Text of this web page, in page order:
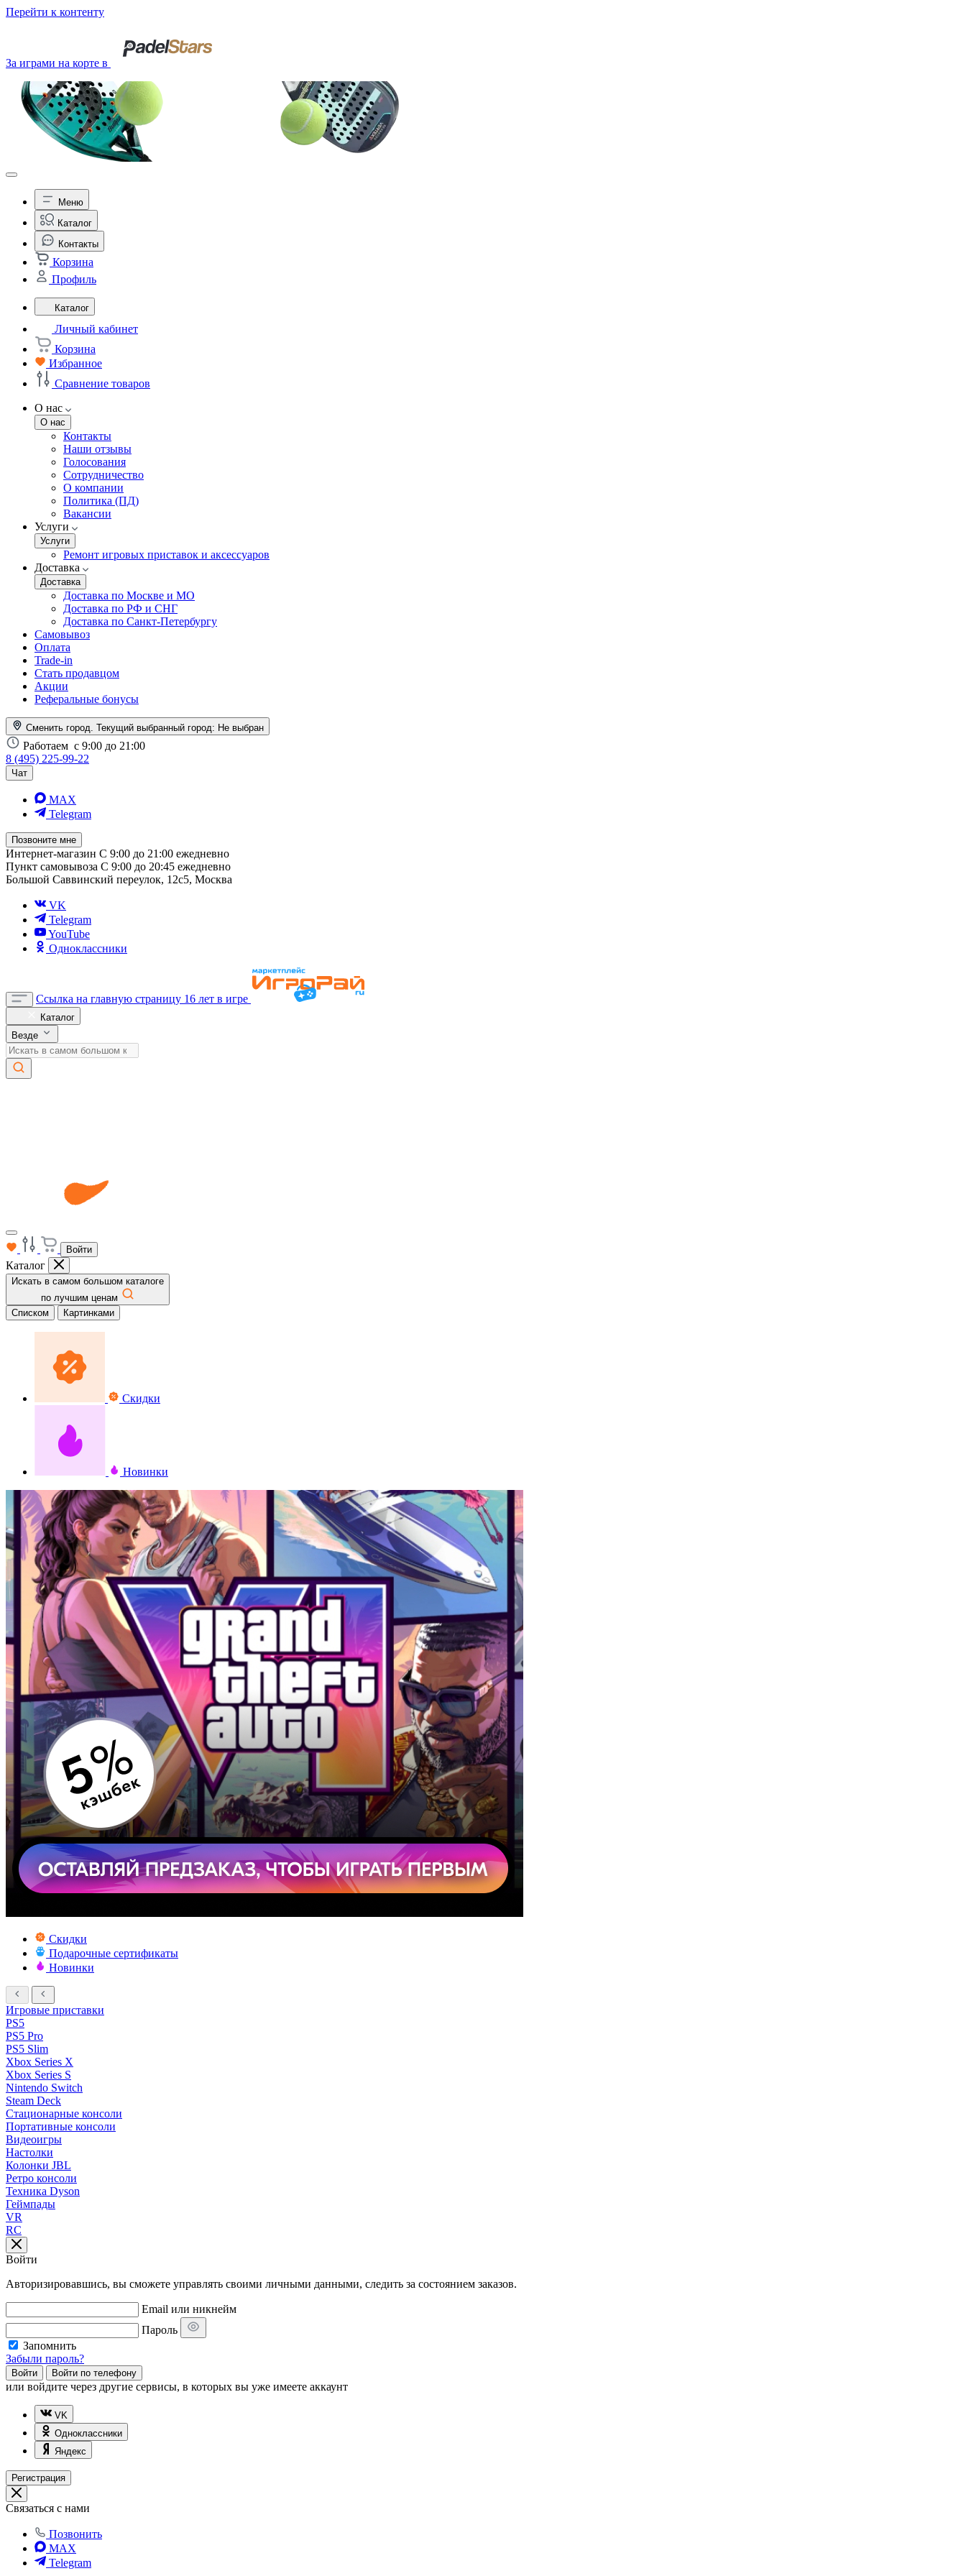
Перейти к контенту
За играми на корте в
Меню
Каталог
Контакты
Корзина
Профиль
Каталог
Личный кабинет
Корзина
Избранное
Сравнение товаров
О нас
О нас
Контакты
Наши отзывы
Голосования
Сотрудничество
О компании
Политика (ПД)
Вакансии
Услуги
Услуги
Ремонт игровых приставок и аксессуаров
Доставка
Доставка
Доставка по Москве и МО
Доставка по РФ и СНГ
Доставка по Санкт-Петербургу
Самовывоз
Оплата
Trade-in
Стать продавцом
Акции
Реферальные бонусы
Сменить город. Текущий выбранный город: Не выбран
Работаем с 9:00 до 21:00
8 (495) 225-99-22
Чат
MAX
Telegram
Позвоните мне
Интернет-магазин С 9:00 до 21:00 ежедневно
Пункт самовывоза С 9:00 до 20:45 ежедневно
Большой Саввинский переулок, 12с5, Москва
VK
Telegram
YouTube
Одноклассники
Ссылка на главную страницу 16 лет в игре
Каталог
Везде
Войти
Каталог
Искать в самом большом каталоге
по лучшим ценам
Списком
Картинками
Скидки
Новинки
Скидки
Подарочные сертификаты
Новинки
Игровые приставки
PS5
PS5 Pro
PS5 Slim
Xbox Series X
Xbox Series S
Nintendo Switch
Steam Deck
Стационарные консоли
Портативные консоли
Видеоигры
Настолки
Колонки JBL
Ретро консоли
Техника Dyson
Геймпады
VR
RC
Войти
Авторизировавшись, вы сможете управлять своими личными данными, следить за состоянием заказов.
Email или никнейм
Пароль
Запомнить
Забыли пароль?
Войти Войти по телефону
или войдите через другие сервисы, в которых вы уже имеете аккаунт
VK
Одноклассники
Яндекс
Регистрация
Связаться с нами
Позвонить
MAX
Telegram